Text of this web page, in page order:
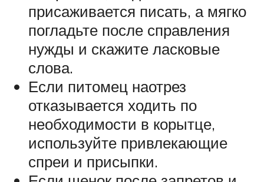
присаживается писать, а мягко
погладьте после справления
нужды и скажите ласковые
слова.
Если питомец наотрез
отказывается ходить по
необходимости в корытце,
используйте привлекающие
спреи и присыпки.